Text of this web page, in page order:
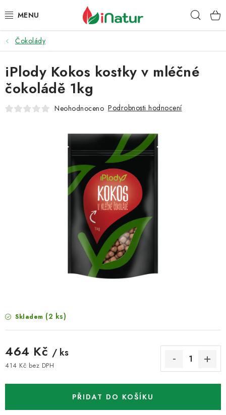
na
POTRAVINY
OŘECHY A SUŠENÉ PLODY
SNACKY
EKO DROGERIE A KOSMETIKA
Reklamace a vrácení zboží
Čokolády
Skladem (2 ks)
464 Kč / ks
414 Kč bez DPH
PŘIDAT DO KOŠÍKU
iPlody Kokos kostky v mléčné
čokoládě 1kg
Neohodnoceno Podrobnosti hodnocení